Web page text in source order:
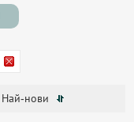
Най-нови